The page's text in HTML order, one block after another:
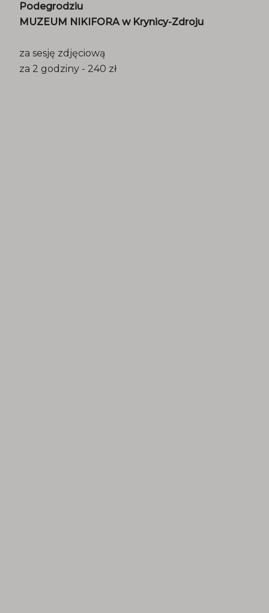
Podegrodziu
MUZEUM NIKIFORA w Krynicy-Zdroju
za sesję zdjęciową
za 2 godziny - 240 zł